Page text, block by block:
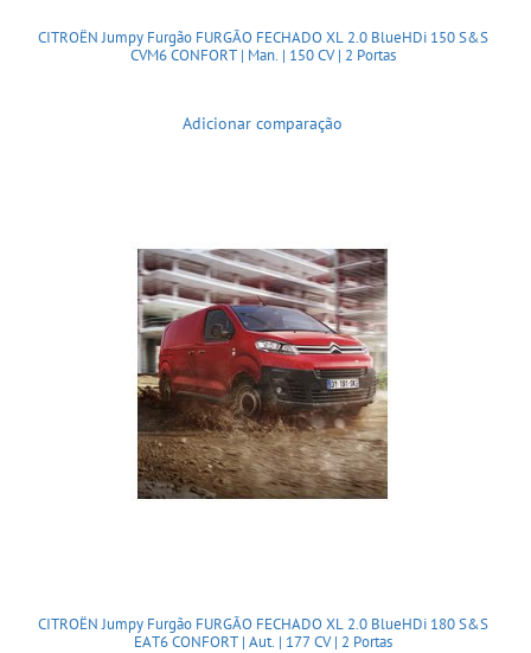
CITROËN Jumpy Furgão FURGÃO FECHADO XL 2.0 BlueHDi 150 S&S
CVM6 CONFORT | Man. | 150 CV | 2 Portas
Adicionar comparação
CITROËN Jumpy Furgão FURGÃO FECHADO XL 2.0 BlueHDi 180 S&S
EAT6 CONFORT | Aut. | 177 CV | 2 Portas